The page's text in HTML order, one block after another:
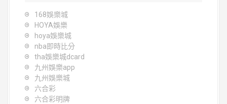
168娛樂城
HOYA娛樂
hoya娛樂城
nba即時比分
tha娛樂城dcard
九州娛樂app
九州娛樂城
六合彩
六合彩明牌